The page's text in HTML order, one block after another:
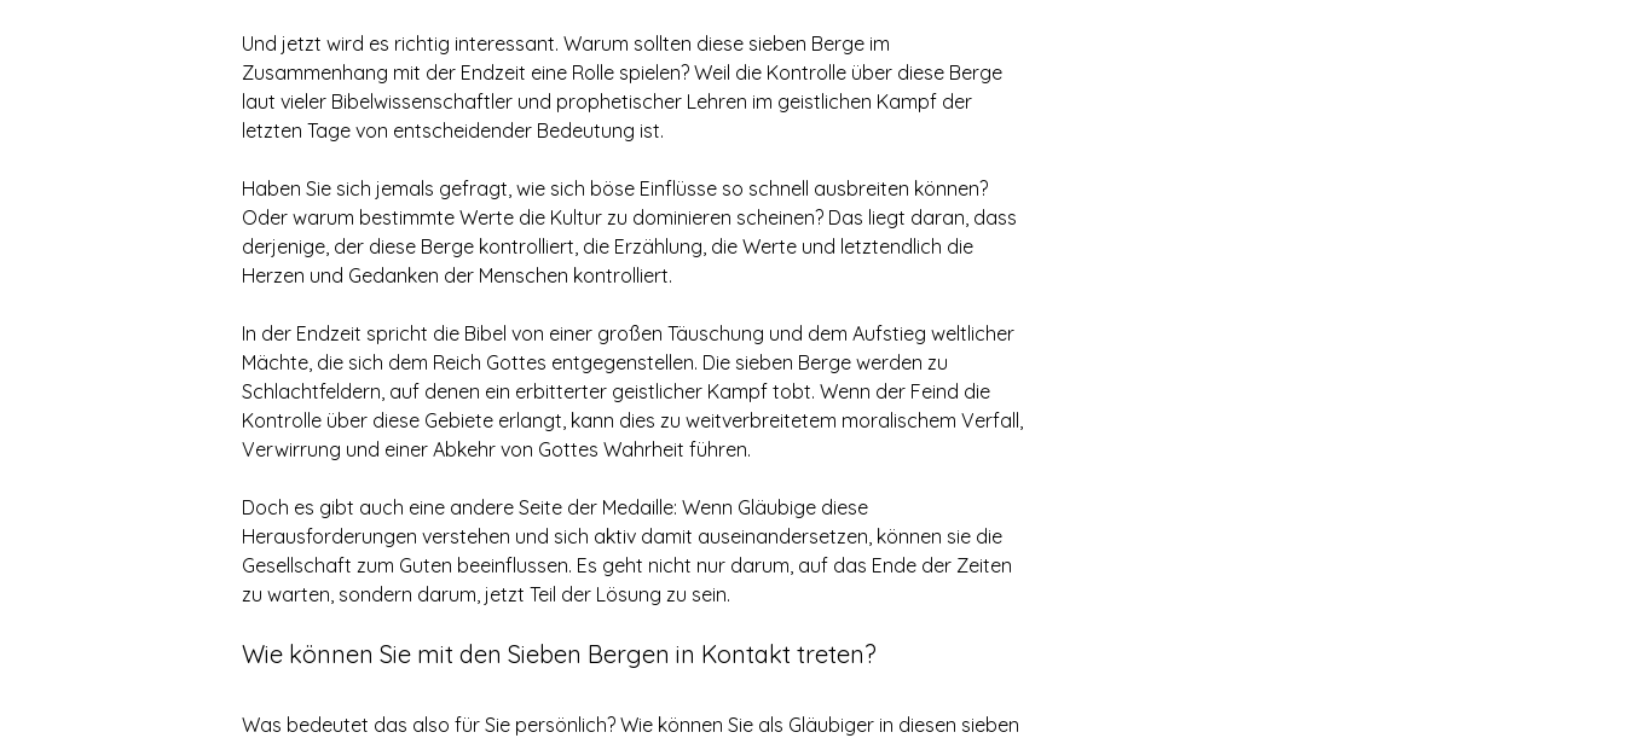
Und jetzt wird es richtig interessant. Warum sollten diese sieben Berge im
Zusammenhang mit der Endzeit eine Rolle spielen? Weil die Kontrolle über diese Berge
laut vieler Bibelwissenschaftler und prophetischer Lehren im geistlichen Kampf der
letzten Tage von entscheidender Bedeutung ist.
Haben Sie sich jemals gefragt, wie sich böse Einflüsse so schnell ausbreiten können?
Oder warum bestimmte Werte die Kultur zu dominieren scheinen? Das liegt daran, dass
derjenige, der diese Berge kontrolliert, die Erzählung, die Werte und letztendlich die
Herzen und Gedanken der Menschen kontrolliert.
In der Endzeit spricht die Bibel von einer großen Täuschung und dem Aufstieg weltlicher
Mächte, die sich dem Reich Gottes entgegenstellen. Die sieben Berge werden zu
Schlachtfeldern, auf denen ein erbitterter geistlicher Kampf tobt. Wenn der Feind die
Kontrolle über diese Gebiete erlangt, kann dies zu weitverbreitetem moralischem Verfall,
Verwirrung und einer Abkehr von Gottes Wahrheit führen.
Doch es gibt auch eine andere Seite der Medaille: Wenn Gläubige diese
Herausforderungen verstehen und sich aktiv damit auseinandersetzen, können sie die
Gesellschaft zum Guten beeinflussen. Es geht nicht nur darum, auf das Ende der Zeiten
zu warten, sondern darum, jetzt Teil der Lösung zu sein.
Wie können Sie mit den Sieben Bergen in Kontakt treten?
Was bedeutet das also für Sie persönlich? Wie können Sie als Gläubiger in diesen sieben